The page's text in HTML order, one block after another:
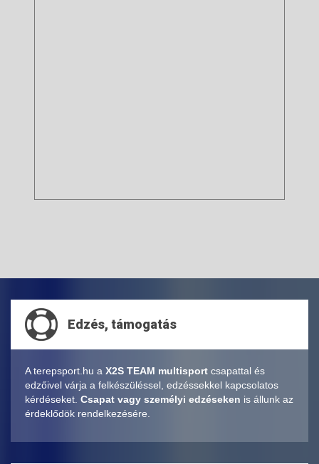
Edzés, támogatás
A terepsport.hu a X2S TEAM multisport csapattal és
edzőivel várja a felkészüléssel, edzéssekkel kapcsolatos
kérdéseket. Csapat vagy személyi edzéseken is állunk az
érdeklődök rendelkezésére.